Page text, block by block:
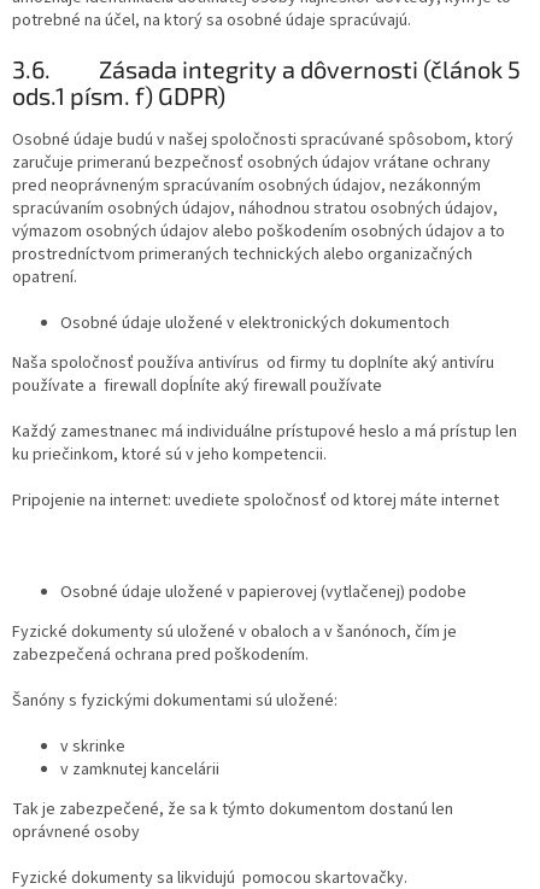
potrebné na účel, na ktorý sa osobné údaje spracúvajú.
3.6. Zásada integrity a dôvernosti (článok 5
ods.1 písm. f) GDPR)
Osobné údaje budú v našej spoločnosti spracúvané spôsobom, ktorý
zaručuje primeranú bezpečnosť osobných údajov vrátane ochrany
pred neoprávneným spracúvaním osobných údajov, nezákonným
spracúvaním osobných údajov, náhodnou stratou osobných údajov,
výmazom osobných údajov alebo poškodením osobných údajov a to
prostredníctvom primeraných technických alebo organizačných
opatrení.
Osobné údaje uložené v elektronických dokumentoch
Naša spoločnosť používa antivírus od firmy tu doplníte aký antivíru
používate a firewall dopĺníte aký firewall používate
Každý zamestnanec má individuálne prístupové heslo a má prístup len
ku priečinkom, ktoré sú v jeho kompetencii.
Pripojenie na internet: uvediete spoločnosť od ktorej máte internet
Osobné údaje uložené v papierovej (vytlačenej) podobe
Fyzické dokumenty sú uložené v obaloch a v šanónoch, čím je
zabezpečená ochrana pred poškodením.
Šanóny s fyzickými dokumentami sú uložené:
v skrinke
v zamknutej kancelárii
Tak je zabezpečené, že sa k týmto dokumentom dostanú len
oprávnené osoby
Fyzické dokumenty sa likvidujú pomocou skartovačky.